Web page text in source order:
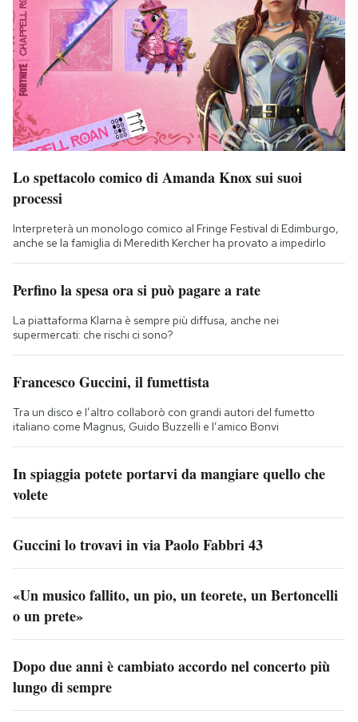
Lo spettacolo comico di Amanda Knox sui suoi
processi
Interpreterà un monologo comico al Fringe Festival di Edimburgo,
anche se la famiglia di Meredith Kercher ha provato a impedirlo
Perfino la spesa ora si può pagare a rate
La piattaforma Klarna è sempre più diffusa, anche nei
supermercati: che rischi ci sono?
Francesco Guccini, il fumettista
Tra un disco e l’altro collaborò con grandi autori del fumetto
italiano come Magnus, Guido Buzzelli e l’amico Bonvi
In spiaggia potete portarvi da mangiare quello che
volete
Guccini lo trovavi in via Paolo Fabbri 43
«Un musico fallito, un pio, un teorete, un Bertoncelli
o un prete»
Dopo due anni è cambiato accordo nel concerto più
lungo di sempre